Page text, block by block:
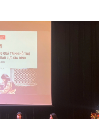
Thế giới